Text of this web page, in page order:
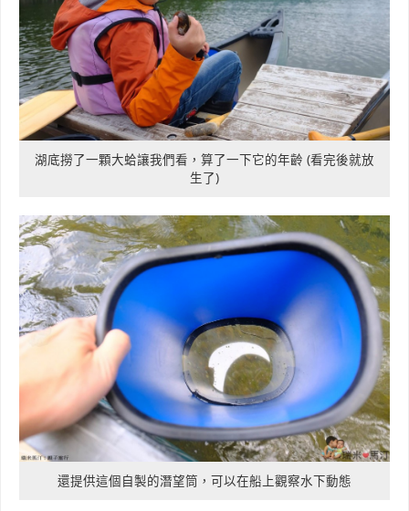
湖底撈了一顆大蛤讓我們看，算了一下它的年齡 (看完後就放
生了)
還提供這個自製的潛望筒，可以在船上觀察水下動態